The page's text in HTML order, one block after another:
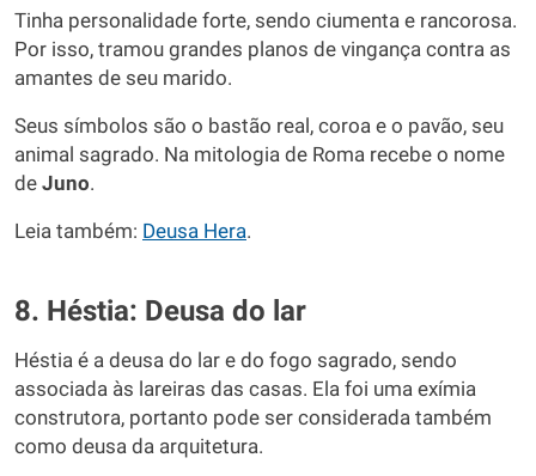
Tinha personalidade forte, sendo ciumenta e rancorosa.
Por isso, tramou grandes planos de vingança contra as
amantes de seu marido.
Seus símbolos são o bastão real, coroa e o pavão, seu
animal sagrado. Na mitologia de Roma recebe o nome
de Juno.
Leia também: Deusa Hera.
8. Héstia: Deusa do lar
Héstia é a deusa do lar e do fogo sagrado, sendo
associada às lareiras das casas. Ela foi uma exímia
construtora, portanto pode ser considerada também
como deusa da arquitetura.